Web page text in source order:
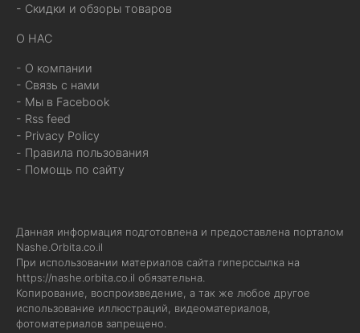
- Скидки и обзоры товаров
О НАС
- О компании
- Связь с нами
- Мы в Facebook
- Rss feed
- Privacy Policy
- Правила пользования
- Помощь по сайту
Данная информация подготовлена и предоставлена порталом
Nashe.Orbita.co.il
При использовании материалов сайта гиперссылка на
https://nashe.orbita.co.il обязательна.
Копирование, воспроизведение, а так же любое другое
использование иллюстраций, видеоматериалов,
фотоматериалов запрещено.